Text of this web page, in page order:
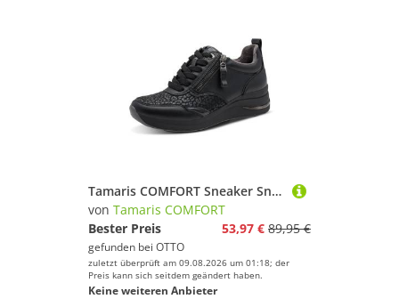
Tamaris COMFORT Sneaker Sneaker
von Tamaris COMFORT
Bester Preis
53,97 € 89,95 €
gefunden bei OTTO
zuletzt überprüft am 09.08.2026 um 01:18; der
Preis kann sich seitdem geändert haben.
Keine weiteren Anbieter